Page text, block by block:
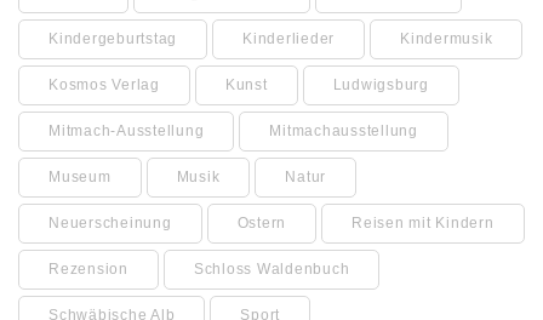
Kindergeburtstag Kinderlieder Kindermusik
Kosmos Verlag Kunst Ludwigsburg
Mitmach-Ausstellung Mitmachausstellung
Museum Musik Natur
Neuerscheinung Ostern Reisen mit Kindern
Rezension Schloss Waldenbuch
Schwäbische Alb Sport